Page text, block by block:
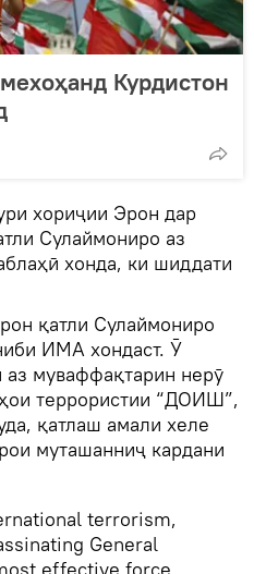
Курдистон
хориҷии Эрон дар
Сулаймониро аз
хонда, ки шиддати
қатли Сулаймониро
ИМА хондаст. Ӯ
аз муваффақтарин нерӯ
террористии “ДОИШ”,
қатлаш амали хеле
муташанниҷ кардани
terrorism,
General